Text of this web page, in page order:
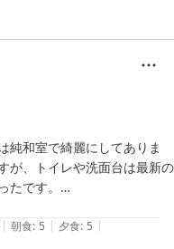
純和室で綺麗にしてありま
が、トイレや洗面台は最新の
です。
ちらもリフォーム済みでと
| 朝食: 5 | 夕食: 5 |